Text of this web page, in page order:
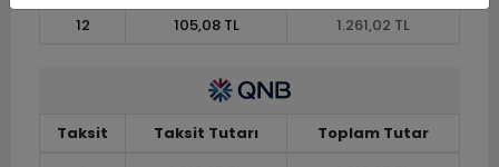
12
105,08 TL 1.261,02 TL
Taksit Taksit Tutarı
Toplam Tutar